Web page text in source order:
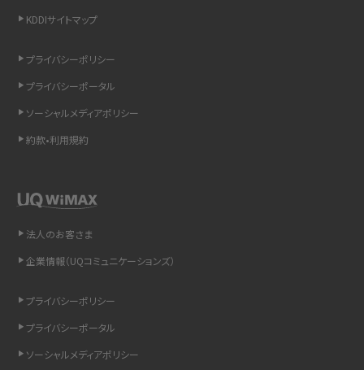
リプライ機能とは？LINE、X（旧Twitter）、Instagram、TikTokで送る方法を解説
インスタのDMの送り方は？便利機能の使い方や注意点をわかりやすく解説
LINEで送信取り消しをする方法は？相手に知られるのか、削除との違いも紹介
詳しく解説
Wi-Fiを快適に使うための速度はどれくらい？用途別の目安・回線ごとの平均を
紹介
LINEの着信音や通知音の設定・変更方法を解説！鳴らない場合の対処法も紹介
着信拒否とは？設定方法やブロックした番号の確認方法を解説
KDDIサイトマップ
プライバシーポリシー
プライバシーポータル
ソーシャルメディアポリシー
約款•利用規約
法人のお客さま
企業情報（UQコミュニケーションズ）
プライバシーポリシー
プライバシーポータル
ソーシャルメディアポリシー